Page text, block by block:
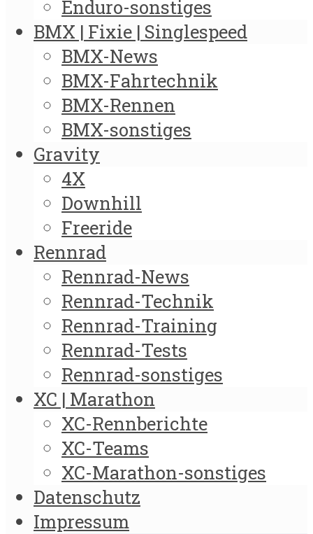
Enduro-sonstiges
BMX | Fixie | Singlespeed
BMX-News
BMX-Fahrtechnik
BMX-Rennen
BMX-sonstiges
Gravity
4X
Downhill
Freeride
Rennrad
Rennrad-News
Rennrad-Technik
Rennrad-Training
Rennrad-Tests
Rennrad-sonstiges
XC | Marathon
XC-Rennberichte
XC-Teams
XC-Marathon-sonstiges
Datenschutz
Impressum